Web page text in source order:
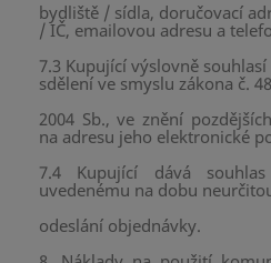
bydliště / sídla, doručovací
/ IČ, emailovou adresu a
7.3 Kupující výslovně
sdělení ve smyslu zákona č.
2004 Sb., ve znění
na adresu jeho elektronické
7.4 Kupující dává
uvedenému na dobu
odeslání objednávky.